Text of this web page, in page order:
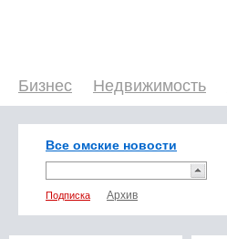
Бизнес Недвижимость
Все омские новости
Подписка